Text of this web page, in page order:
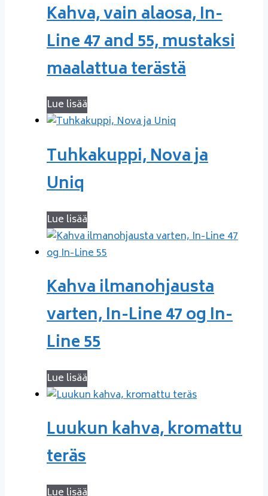
Kahva, vain alaosa, In-
Line 47 and 55, mustaksi
maalattua terästä
Lue lisää
Tuhkakuppi, Nova ja
Uniq
Lue lisää
Kahva ilmanohjausta
varten, In-Line 47 og In-
Line 55
Lue lisää
Luukun kahva, kromattu
teräs